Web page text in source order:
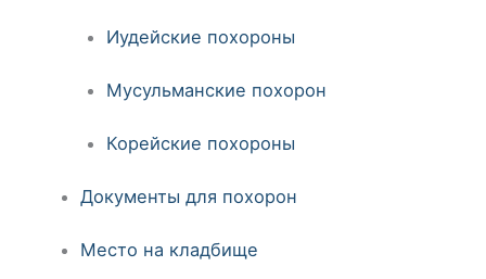
Иудейские похороны
Мусульманские похорон
Корейские похороны
Документы для похорон
Место на кладбище